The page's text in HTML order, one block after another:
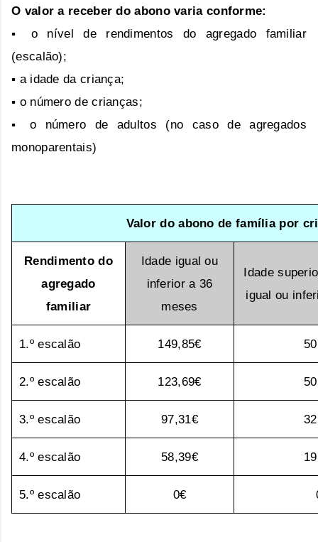
O valor a receber do abono varia conforme:
▪ o nível de rendimentos do agregado familiar
(escalão);
▪ a idade da criança;
▪ o número de crianças;
▪ o número de adultos (no caso de agregados
monoparentais)
Valor do abono de família por
Rendimento do
agregado
familiar
Idade igual ou
inferior a 36
meses
Idade
igual ou
1.º escalão 149,85€
2.º escalão 123,69€
3.º escalão 97,31€
4.º escalão 58,39€
5.º escalão 0€